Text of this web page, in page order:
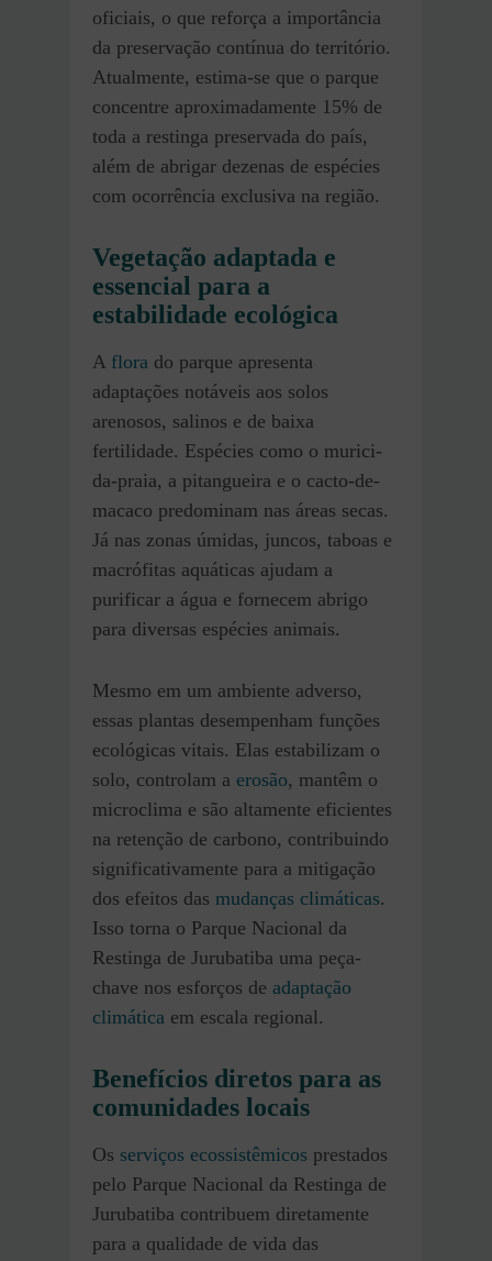
oficiais, o que reforça a importância
da preservação contínua do território.
Atualmente, estima-se que o parque
concentre aproximadamente 15% de
toda a restinga preservada do país,
além de abrigar dezenas de espécies
com ocorrência exclusiva na região.
Vegetação adaptada e
essencial para a
estabilidade ecológica
A flora do parque apresenta
adaptações notáveis aos solos
arenosos, salinos e de baixa
fertilidade. Espécies como o murici-
da-praia, a pitangueira e o cacto-de-
macaco predominam nas áreas secas.
Já nas zonas úmidas, juncos, taboas e
macrófitas aquáticas ajudam a
purificar a água e fornecem abrigo
para diversas espécies animais.
Mesmo em um ambiente adverso,
essas plantas desempenham funções
ecológicas vitais. Elas estabilizam o
solo, controlam a erosão, mantêm o
microclima e são altamente eficientes
na retenção de carbono, contribuindo
significativamente para a mitigação
dos efeitos das mudanças climáticas.
Isso torna o Parque Nacional da
Restinga de Jurubatiba uma peça-
chave nos esforços de adaptação
climática em escala regional.
Benefícios diretos para as
comunidades locais
Os serviços ecossistêmicos prestados
pelo Parque Nacional da Restinga de
Jurubatiba contribuem diretamente
para a qualidade de vida das